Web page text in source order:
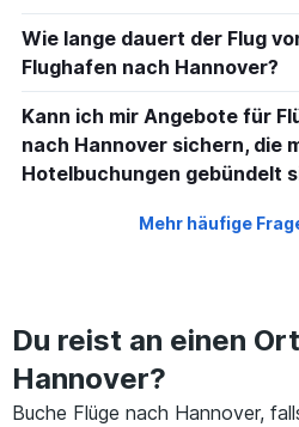
Wie lange dauert der Flug
Flughafen nach Hannover?
Kann ich mir Angebote für
nach Hannover sichern, die
Hotelbuchungen gebündelt
Mehr häufige
Du reist an einen
Hannover?
Buche Flüge nach Hannover,